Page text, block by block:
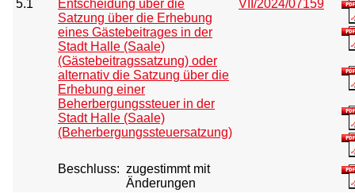
5.1
Entscheidung über die
Satzung über die Erhebung
eines Gästebeitrages in der
Stadt Halle (Saale)
(Gästebeitragssatzung) oder
alternativ die Satzung über die
Erhebung einer
Beherbergungssteuer in der
Stadt Halle (Saale)
(Beherbergungssteuersatzung)
VII/2024/07159
Beschluss: zugestimmt mit
Änderungen